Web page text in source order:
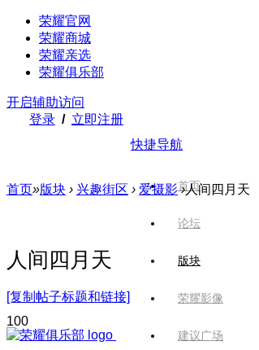
荣耀官网
荣耀商城
荣耀亲选
荣耀俱乐部
开启辅助访问
登录 / 立即注册
快捷导航
首页
论坛
版块
荣耀影像
建议广场
首页»版块 › 兴趣街区 › 爱摄影 ›人间四月天
人间四月天
[复制帖子标题和链接]
100